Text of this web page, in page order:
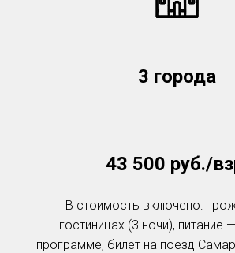
3 города
43 500 руб./
В стоимость включено:
гостиницах (3 ночи), питание
программе, билет на поезд